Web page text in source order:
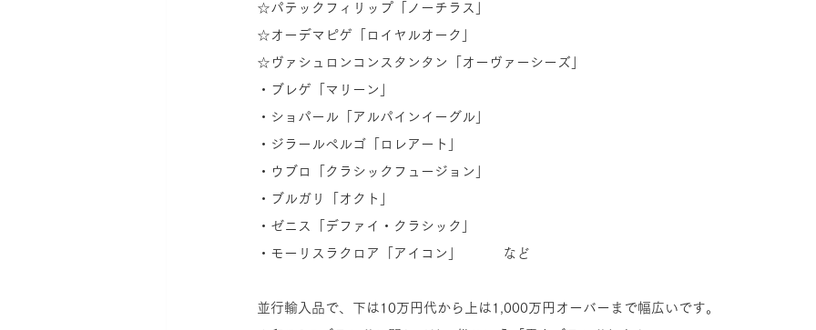
☆パテックフィリップ「ノーチラス」
☆オーデマピゲ「ロイヤルオーク」
☆ヴァシュロンコンスタンタン「オーヴァーシーズ」
・ブレゲ「マリーン」
・ショパール「アルパインイーグル」
・ジラールペルゴ「ロレアート」
・ウブロ「クラシックフュージョン」
・ブルガリ「オクト」
・ゼニス「デファイ・クラシック」
・モーリスラクロア「アイコン」　　　など
並行輸入品で、下は10万円代から上は1,000万円オーバーまで幅広いです。